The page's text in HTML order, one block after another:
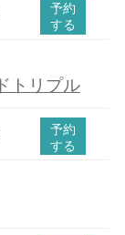
予約
する
トリプル
予約
する